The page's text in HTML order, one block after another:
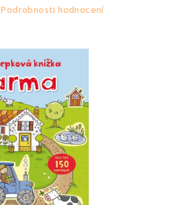
Podrobnosti hodnocení